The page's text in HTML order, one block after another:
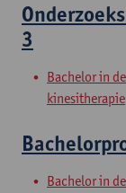
3
Bachelor in
kinesitherapie
Bachelor in